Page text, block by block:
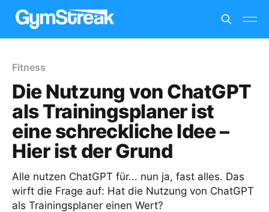
Fitness
Die Nutzung von ChatGPT
als Trainingsplaner ist
eine schreckliche Idee –
Hier ist der Grund
Alle nutzen ChatGPT für... nun ja, fast alles. Das
wirft die Frage auf: Hat die Nutzung von ChatGPT
als Trainingsplaner einen Wert?